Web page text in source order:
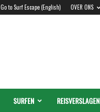
Go to Surf Escape (English) OVER ONS
SURFEN REISVERSLAGEN